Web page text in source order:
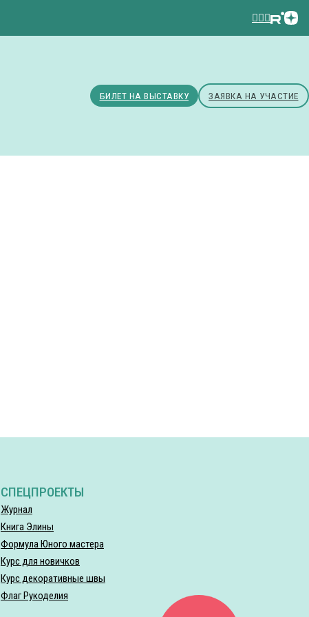
БИЛЕТ НА ВЫСТАВКУ ЗАЯВКА НА УЧАСТИЕ
СПЕЦПРОЕКТЫ
Журнал
Книга Элины
Формула Юного мастера
Курс для новичков
Курс декоративные швы
Флаг Рукоделия